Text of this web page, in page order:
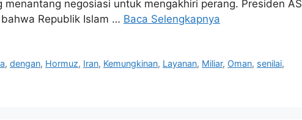
menantang negosiasi untuk mengakhiri perang. Presiden AS
Republik Islam … Baca Selengkapnya
,dengan, Hormuz, Iran, Kemungkinan, Layanan, Miliar, Oman, senilai,